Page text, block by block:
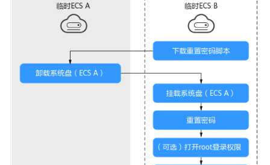
规
格